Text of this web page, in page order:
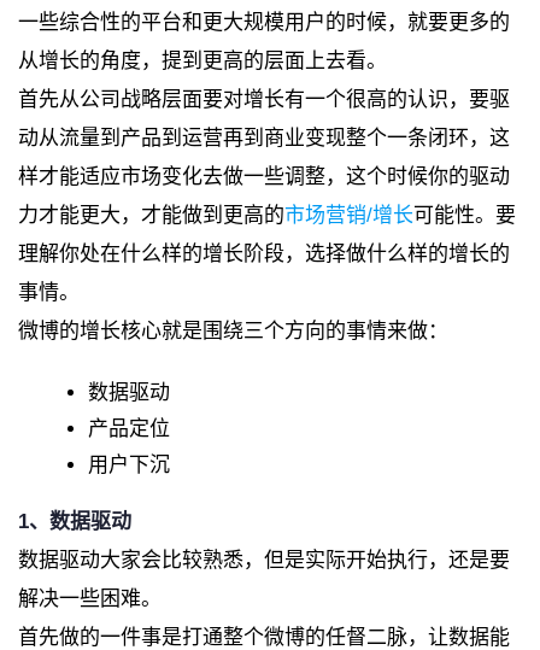
一些综合性的平台和更大规模用户的时候，就要更多的
从增长的角度，提到更高的层面上去看。
首先从公司战略层面要对增长有一个很高的认识，要驱
动从流量到产品到运营再到商业变现整个一条闭环，这
样才能适应市场变化去做一些调整，这个时候你的驱动
力才能更大，才能做到更高的市场营销/增长可能性。要
理解你处在什么样的增长阶段，选择做什么样的增长的
事情。
微博的增长核心就是围绕三个方向的事情来做：
数据驱动
产品定位
用户下沉
1、数据驱动
数据驱动大家会比较熟悉，但是实际开始执行，还是要
解决一些困难。
首先做的一件事是打通整个微博的任督二脉，让数据能